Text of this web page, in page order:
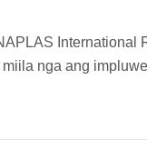
International
nga ang